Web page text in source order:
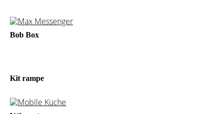
Bob Box
Kit rampe